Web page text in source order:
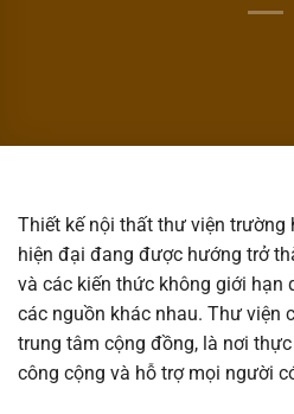
Thiết kế nội thất thư viện trường
hiện đại đang được hướng trở
và các kiến thức không giới hạn
các nguồn khác nhau. Thư viện
trung tâm cộng đồng, là nơi
công cộng và hỗ trợ mọi người